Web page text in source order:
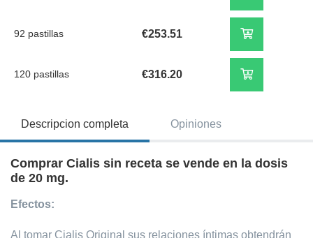
92 pastillas €253.51
120 pastillas €316.20
Descripcion completa Opiniones
Comprar Cialis sin receta se vende en la dosis
de 20 mg.
Efectos:
Al tomar Cialis Original sus relaciones íntimas obtendrán